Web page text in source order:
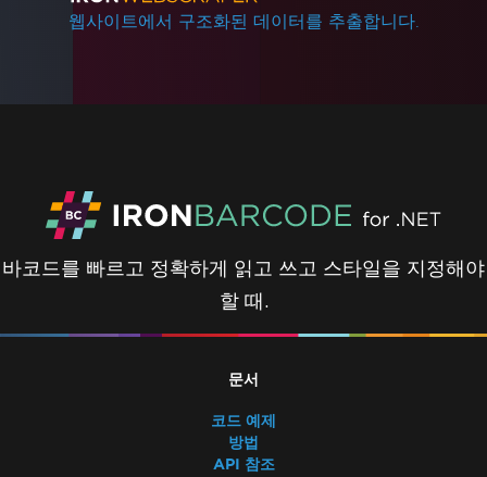
웹사이트에서 구조화된 데이터를 추출합니다.
바코드를 빠르고 정확하게 읽고 쓰고 스타일을 지정해야
할 때.
문서
코드 예제
방법
API 참조